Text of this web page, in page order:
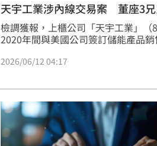
天宇工業涉內線交易案 董座3
檢調獲報，上櫃公司「天宇工業」（
2020年間與美國公司簽訂儲能產品
以人頭帳戶買進公司股票，擬制性獲
12日指揮調查局台北市調查處兵分
喚董事長、總經理、副總經理吳姓3
人到案，訊後移送北檢複訊。
2026/06/12 04:17